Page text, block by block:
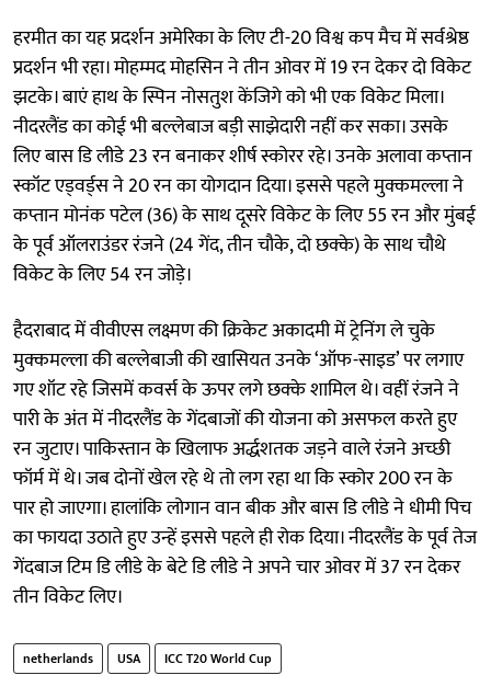
हरमीत का यह प्रदर्शन अमेरिका के लिए टी-20 विश्व कप मैच में सर्वश्रेष्ठ
प्रदर्शन भी रहा। मोहम्मद मोहसिन ने तीन ओवर में 19 रन देकर दो विकेट
झटके। बाएं हाथ के स्पिन नोसतुश केंजिगे को भी एक विकेट मिला।
नीदरलैंड का कोई भी बल्लेबाज बड़ी साझेदारी नहीं कर सका। उसके
लिए बास डि लीडे 23 रन बनाकर शीर्ष स्कोरर रहे। उनके अलावा कप्तान
स्कॉट एड्वर्ड्स ने 20 रन का योगदान दिया। इससे पहले मुक्कमल्ला ने
कप्तान मोनंक पटेल (36) के साथ दूसरे विकेट के लिए 55 रन और मुंबई
के पूर्व ऑलराउंडर रंजने (24 गेंद, तीन चौके, दो छक्के) के साथ चौथे
विकेट के लिए 54 रन जोड़े।
हैदराबाद में वीवीएस लक्ष्मण की क्रिकेट अकादमी में ट्रेनिंग ले चुके
मुक्कमल्ला की बल्लेबाजी की खासियत उनके ‘ऑफ-साइड’ पर लगाए
गए शॉट रहे जिसमें कवर्स के ऊपर लगे छक्के शामिल थे। वहीं रंजने ने
पारी के अंत में नीदरलैंड के गेंदबाजों की योजना को असफल करते हुए
रन जुटाए। पाकिस्तान के खिलाफ अर्द्धशतक जड़ने वाले रंजने अच्छी
फॉर्म में थे। जब दोनों खेल रहे थे तो लग रहा था कि स्कोर 200 रन के
पार हो जाएगा। हालांकि लोगान वान बीक और बास डि लीडे ने धीमी पिच
का फायदा उठाते हुए उन्हें इससे पहले ही रोक दिया। नीदरलैंड के पूर्व तेज
गेंदबाज टिम डि लीडे के बेटे डि लीडे ने अपने चार ओवर में 37 रन देकर
तीन विकेट लिए।
netherlands USA ICC T20 World Cup